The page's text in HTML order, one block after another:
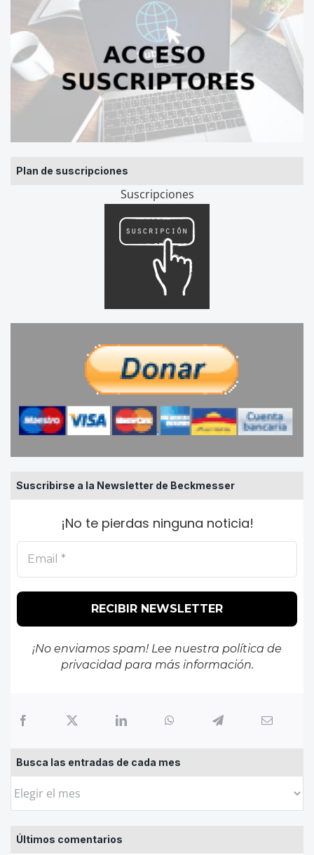
Plan de suscripciones
Suscripciones
Suscribirse a la Newsletter de Beckmesser
¡No te pierdas ninguna noticia!
¡No enviamos spam! Lee nuestra política de
privacidadpara más información.
Busca las entradas de cada mes
Busca
entradas
de
Últimos comentarios